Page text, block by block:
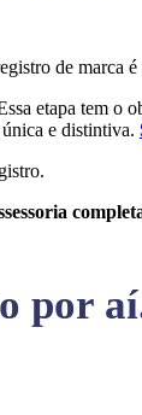
de marca
etapa tem
e distintiva.
por